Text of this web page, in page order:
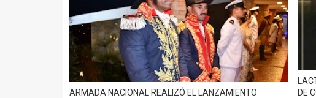
ARMADA NACIONAL REALIZÓ EL LANZAMIENTO
DE